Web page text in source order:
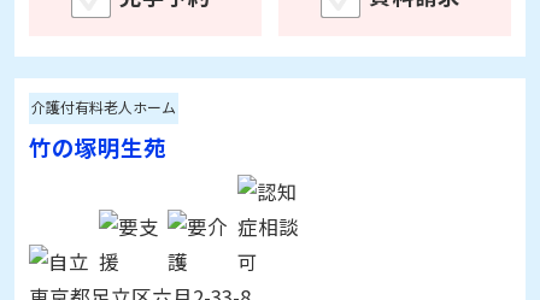
東京都足立区保木間1-21-3
入居時費用：52～52万円
13.6～16.1万円
詳細情報を見る